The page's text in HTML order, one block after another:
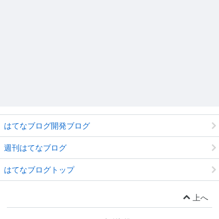
はてなブログ開発ブログ
週刊はてなブログ
はてなブログトップ
上へ